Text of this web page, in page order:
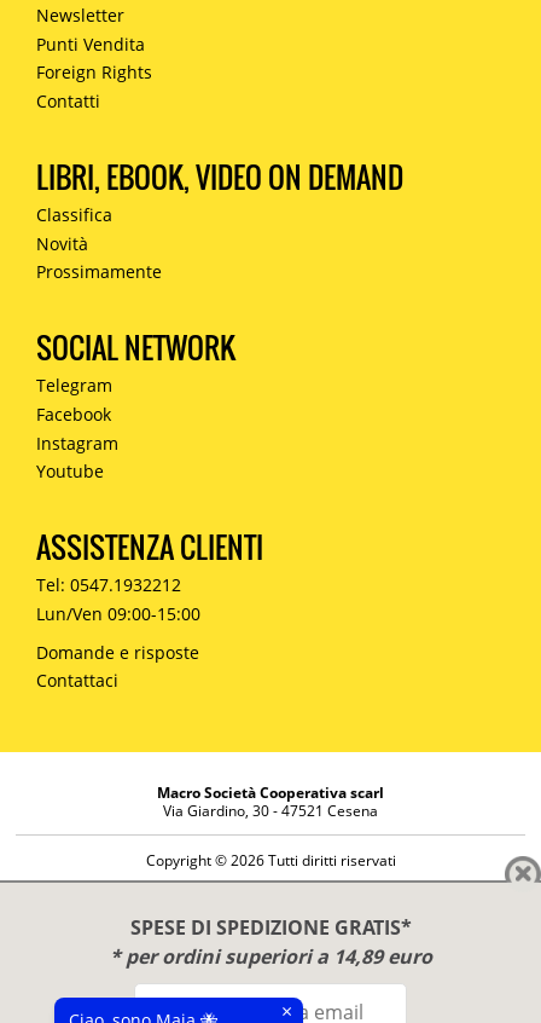
SPESE DI SPEDIZIONE GRATIS*
* per ordini superiori a 14,89 euro
Newsletter
Punti Vendita
Foreign Rights
Contatti
LIBRI, EBOOK, VIDEO ON DEMAND
Classifica
Novità
Prossimamente
SOCIAL NETWORK
Telegram
Facebook
Instagram
Youtube
ASSISTENZA CLIENTI
Tel: 0547.1932212
Lun/Ven 09:00-15:00
Domande e risposte
Contattaci
Macro Società Cooperativa scarl
Via Giardino, 30 - 47521 Cesena
Copyright © 2026 Tutti diritti riservati
Diritto di reso
Disclaimer
Privacy Policy
×